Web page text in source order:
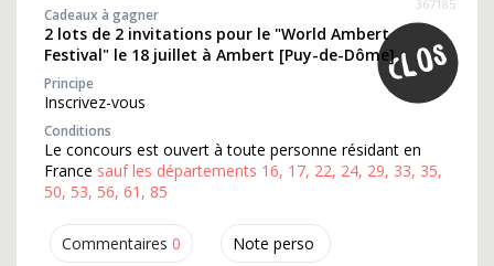
Commentaires 0 Note perso
367185
Cadeaux à gagner
2 lots de 2 invitations pour le "World Ambert
Festival" le 18 juillet à Ambert [Puy-de-Dôme]
Principe
Inscrivez-vous
Conditions
Le concours est ouvert à toute personne résidant en
France sauf les départements 16, 17, 22, 24, 29, 33, 35,
50, 53, 56, 61, 85